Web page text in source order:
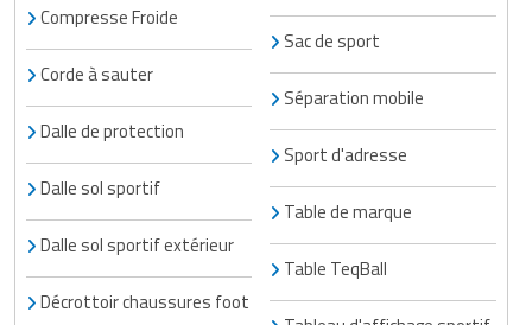
Tuyau flexible
Tuyau galvanisé
Tuyau renforcé
Ventilateurs et aération d'atelier
Equipements pour stade et terrain
sportif
Jeu gymnique
Loisirs
Matériel de musculation
Présentoir pour restaurant
Réchaud professionnel
Réfrigérateur professionnel
Restauration foraine
Robinetterie professionnelle
Rôtisserie professionnelle
Compresse Froide
Corde à sauter
Dalle de protection
Dalle sol sportif
Dalle sol sportif extérieur
Décrottoir chaussures foot
Sac de sport
Séparation mobile
Sport d'adresse
Table de marque
Table TeqBall